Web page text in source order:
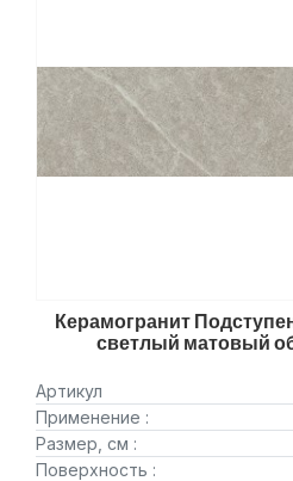
Керамогранит
светлый матовый
Артикул
Применение :
Размер, см :
Поверхность :